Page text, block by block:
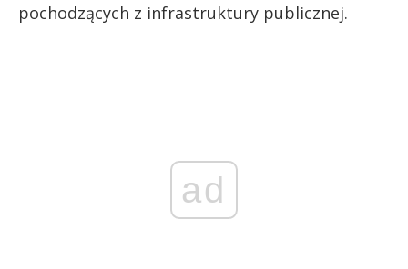
pochodzących z infrastruktury publicznej.
ad